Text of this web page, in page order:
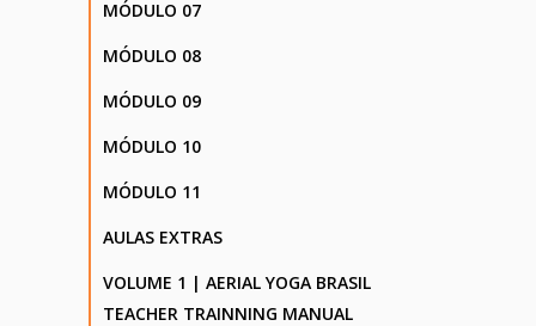
MÓDULO 07
MÓDULO 08
MÓDULO 09
MÓDULO 10
MÓDULO 11
AULAS EXTRAS
VOLUME 1 | AERIAL YOGA BRASIL
TEACHER TRAINNING MANUAL